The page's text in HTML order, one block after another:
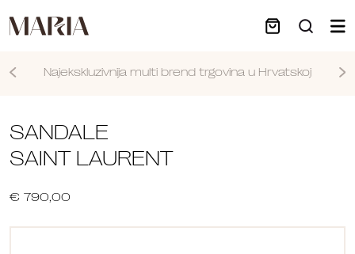
Najekskluzivnija multi brend trgovina u Hrvatskoj
SANDALE
SAINT LAURENT
€ 790,00